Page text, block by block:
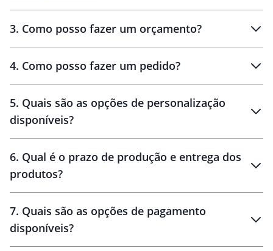
personalizados
3. Como posso fazer um orçamento?
brinde
personalização
4. Como posso fazer um pedido?
amostra virtual
5. Quais são as opções de personalização
disponíveis?
6. Qual é o prazo de produção e entrega dos
produtos?
10 dias
brinde
48 horas
7. Quais são as opções de pagamento
disponíveis?